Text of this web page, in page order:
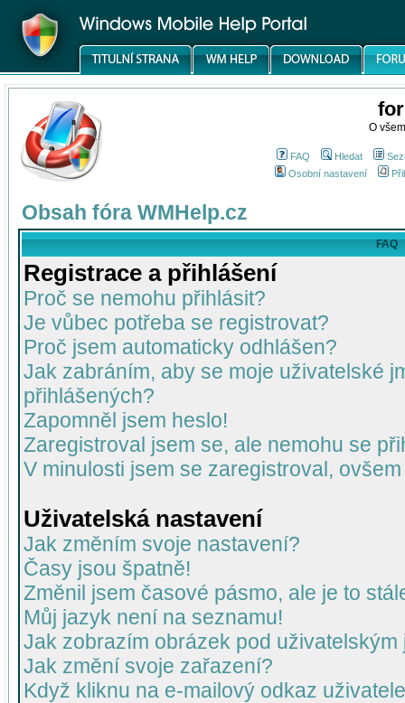
O
FAQ Hledat
Osobní nastavení
Obsah fóra WMHelp.cz
FAQ
Registrace a přihlášení
Proč se nemohu přihlásit?
Je vůbec potřeba se registrovat?
Proč jsem automaticky odhlášen?
Jak zabráním, aby se moje uživatelské
přihlášených?
Zapomněl jsem heslo!
Zaregistroval jsem se, ale nemohu se
V minulosti jsem se zaregistroval,
Uživatelská nastavení
Jak změním svoje nastavení?
Časy jsou špatně!
Změnil jsem časové pásmo, ale je to
Můj jazyk není na seznamu!
Jak zobrazím obrázek pod uživatelským
Jak změní svoje zařazení?
Když kliknu na e-mailový odkaz